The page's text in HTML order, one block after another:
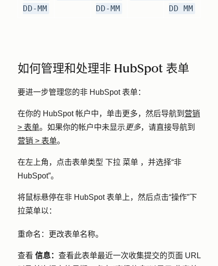
DD-MM
DD-MM
DD MM
如何管理和处理非 HubSpot 表单
要进一步管理您的非 HubSpot 表单：
在你的 HubSpot 帐户中，单击更多，然后导航到 营销
> 表单。如果你的帐户中未显示 更多，请直接导航到
营销 > 表单。
在左上角，点击表单类型 下拉 菜单 ，并选择“非
HubSpot”。
将鼠标悬停在非 HubSpot 表单上，然后点击“操作”下
拉菜单以：
重命名： 更改表单名称。
查看 信息： 查看此表单最近一次收集提交的页面 URL